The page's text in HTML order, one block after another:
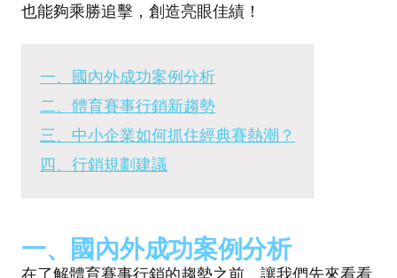
也能夠乘勝追擊，創造亮眼佳績！
一、國內外成功案例分析
二、體育賽事行銷新趨勢
三、中小企業如何抓住經典賽熱潮？
四、行銷規劃建議
一、國內外成功案例分析
在了解體育賽事行銷的趨勢之前，讓我們先來看看